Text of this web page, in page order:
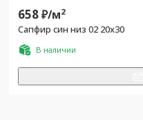
658₽/м2
Сапфир син низ 02 20x30
В наличии